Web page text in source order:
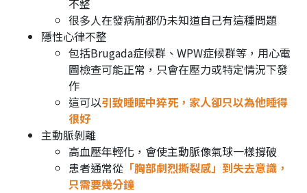
不整
很多人在發病前都仍未知道自己有這種問題
隱性心律不整
包括Brugada症候群、WPW症候群等，用心電
圖檢查可能正常，只會在壓力或特定情況下發
作
這可以引致睡眠中猝死，家人卻只以為他睡得
很好
主動脈剝離
高血壓年輕化，會使主動脈像氣球一樣撐破
患者通常從 「胸部劇烈撕裂感」到失去意識，
只需要幾分鐘